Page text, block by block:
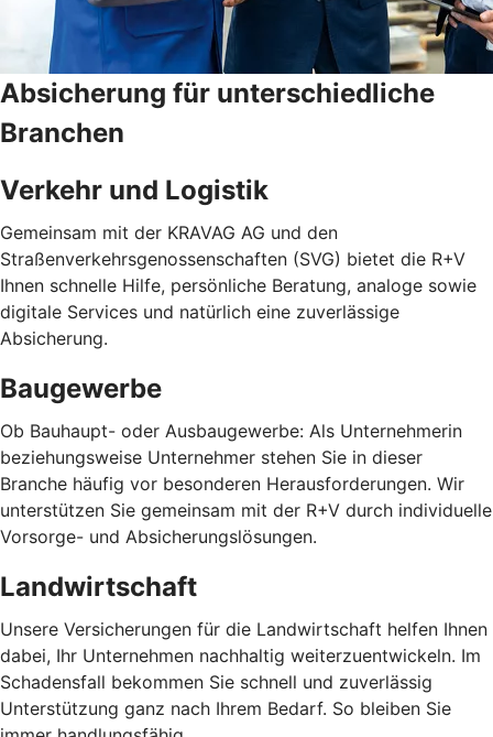
Absicherung für unterschiedliche
Branchen
Verkehr und Logistik
Gemeinsam mit der KRAVAG AG und den
Straßenverkehrsgenossenschaften (SVG) bietet die R+V
Ihnen schnelle Hilfe, persönliche Beratung, analoge sowie
digitale Services und natürlich eine zuverlässige
Absicherung.
Baugewerbe
Ob Bauhaupt- oder Ausbaugewerbe: Als Unternehmerin
beziehungsweise Unternehmer stehen Sie in dieser
Branche häufig vor besonderen Herausforderungen. Wir
unterstützen Sie gemeinsam mit der R+V durch individuelle
Vorsorge- und Absicherungslösungen.
Landwirtschaft
Unsere Versicherungen für die Landwirtschaft helfen Ihnen
dabei, Ihr Unternehmen nachhaltig weiterzuentwickeln. Im
Schadensfall bekommen Sie schnell und zuverlässig
Unterstützung ganz nach Ihrem Bedarf. So bleiben Sie